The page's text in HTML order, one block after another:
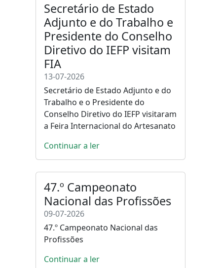
Secretário de Estado
Adjunto e do Trabalho e
Presidente do Conselho
Diretivo do IEFP visitam
FIA
13-07-2026
Secretário de Estado Adjunto e do
Trabalho e o Presidente do
Conselho Diretivo do IEFP visitaram
a Feira Internacional do Artesanato
Continuar a ler
47.º Campeonato
Nacional das Profissões
09-07-2026
47.º Campeonato Nacional das
Profissões
Continuar a ler